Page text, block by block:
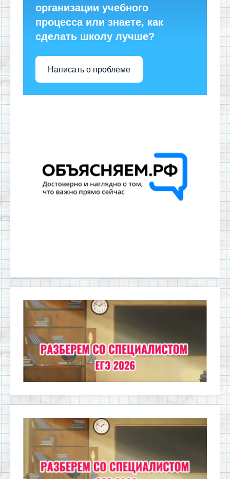
организации учебного
процесса или знаете, как
сделать школу лучше?
Написать о проблеме